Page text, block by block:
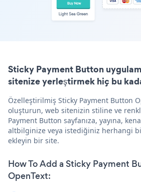
Sticky Payment Button
sitenize yerleştirmek hiç bu
Özelleştirilmiş Sticky Payment Button
oluşturun, web sitenizin stiline ve
Payment Button sayfanıza, yayına,
altbilginize veya istediğiniz herhangi
ekleyin bir site.
How To Add a Sticky Payment
OpenText: